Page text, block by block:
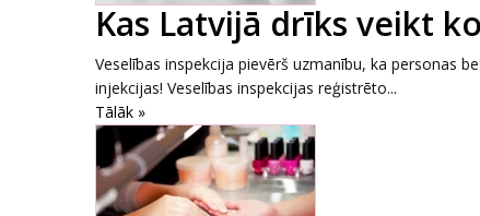
Kas Latvijā drīks veikt
Veselības inspekcija pievērš uzmanību, ka personas
injekcijas! Veselības inspekcijas reģistrēto...
Tālāk »